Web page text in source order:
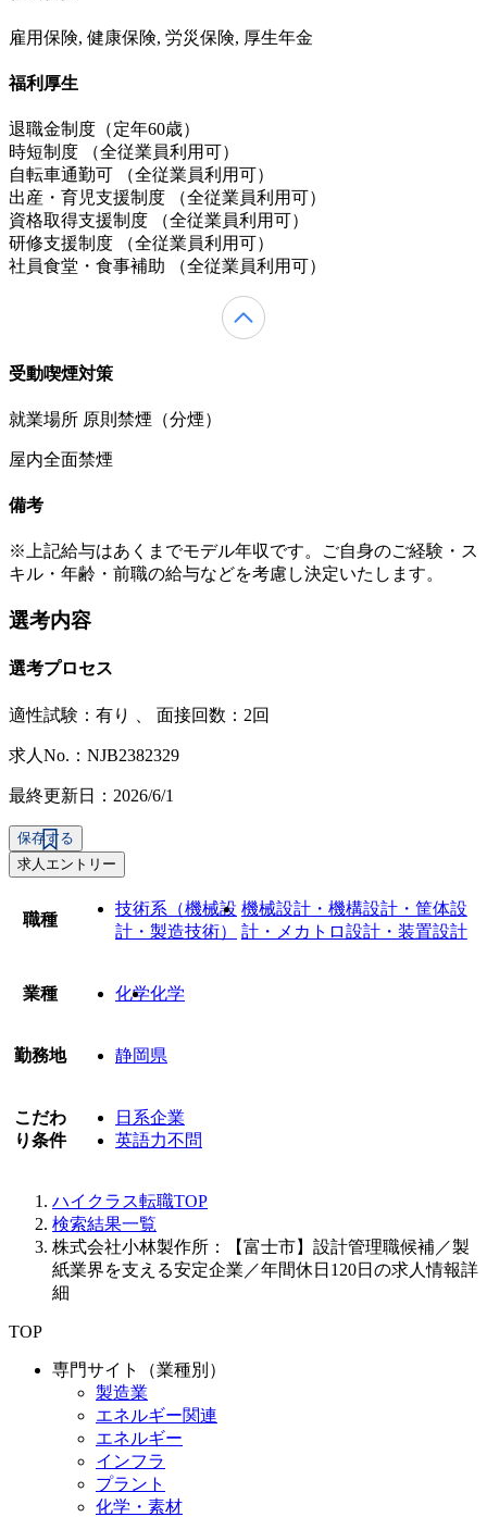
雇用保険, 健康保険, 労災保険, 厚生年金
福利厚生
退職金制度（定年60歳）
時短制度 （全従業員利用可）
自転車通勤可 （全従業員利用可）
出産・育児支援制度 （全従業員利用可）
資格取得支援制度 （全従業員利用可）
研修支援制度 （全従業員利用可）
社員食堂・食事補助 （全従業員利用可）
受動喫煙対策
就業場所 原則禁煙（分煙）
屋内全面禁煙
備考
※上記給与はあくまでモデル年収です。ご自身のご経験・ス
キル・年齢・前職の給与などを考慮し決定いたします。
選考内容
選考プロセス
適性試験： 有り 面接回数：2回
求人No.：NJB2382329
最終更新日：2026/6/1
保存する
求人エントリー
職種
技術系（機械設
計・製造技術）
機械設計・機構設計・筐体設
計・メカトロ設計・装置設計
業種 化学化学
勤務地 静岡県
こだわ
り条件
日系企業
英語力不問
ハイクラス転職TOP
検索結果一覧
株式会社小林製作所：【富士市】設計管理職候補／製
紙業界を支える安定企業／年間休日120日の求人情報詳
細
TOP
専門サイト（業種別）
製造業
エネルギー関連
エネルギー
インフラ
プラント
化学・素材